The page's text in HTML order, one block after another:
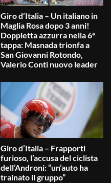
Giro d’Italia – Un italiano in
Maglia Rosa dopo 3 anni!
Doppietta azzurra nella 6ª
tappa: Masnada trionfa a
San Giovanni Rotondo,
Valerio Conti nuovo leader
Giro d’Italia – Frapporti
furioso, l’accusa del ciclista
dell’Androni: “un’auto ha
trainato il gruppo”